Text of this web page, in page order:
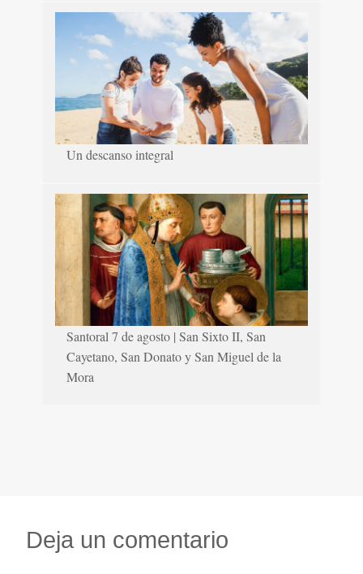
Un descanso integral
Santoral 7 de agosto | San Sixto II, San
Cayetano, San Donato y San Miguel de la
Mora
Deja un comentario